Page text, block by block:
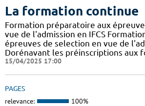
La formation continue
Formation préparatoire aux
vue de l'admission en IFCS
épreuves de selection en vue de
Dorénavant les préinscriptions aux
15/04/2025 17:00
PAGES
relevance: 100%